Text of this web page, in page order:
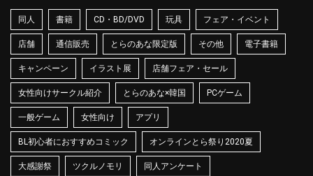
同人 書籍 CD・BD/DVD 玩具 フェア・イベント
店舗 通信販売 とらのあな限定版 その他 電子書籍
キャンペーン イラスト展 店舗フェア・セール
女性向けサークル紹介 とらのあな×韓国 PCゲーム
一般ゲーム 女性向け アプリ
BL初心者におすすめコミック オンラインとら祭り2020夏
大感謝祭 ツクルノモリ 同人アンケート